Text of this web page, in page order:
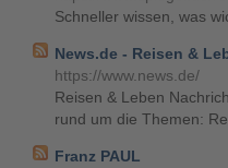
Schneller wissen, was
News.de - Reisen &
https://www.news.de/
Reisen & Leben
rund um die Themen:
Franz PAUL